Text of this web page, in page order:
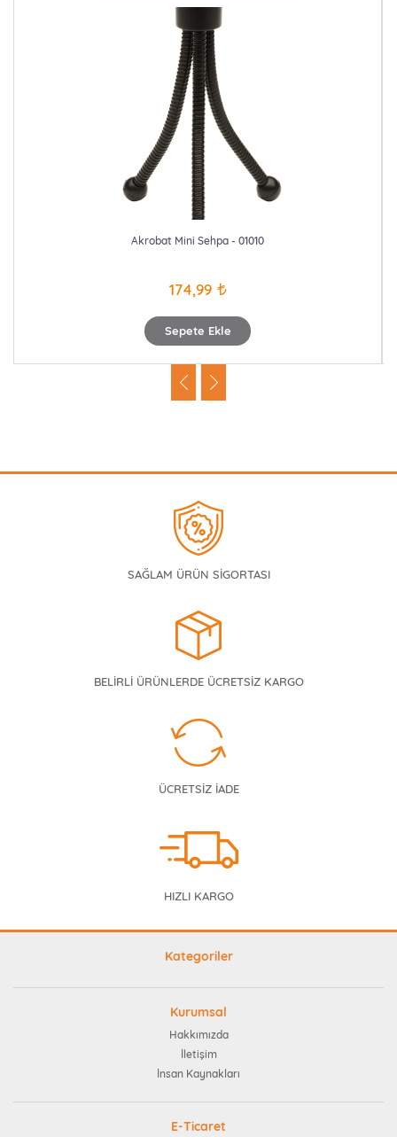
Sepete Ekle
Akrobat Mini Sehpa - 01010
174,99
SAĞLAM ÜRÜN SİGORTASI
BELİRLİ ÜRÜNLERDE ÜCRETSİZ KARGO
ÜCRETSİZ İADE
HIZLI KARGO
Kategoriler
Kurumsal
Hakkımızda
İletişim
İnsan Kaynakları
E-Ticaret